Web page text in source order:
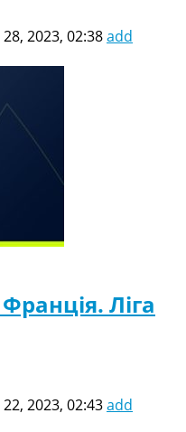
2023, 02:38add
Ліга
2023, 02:43add